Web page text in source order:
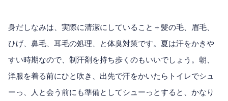
身だしなみは、実際に清潔にしていること＋髪の毛、眉毛、
ひげ、鼻毛、耳毛の処理、と体臭対策です。夏は汗をかきや
すい時期なので、制汗剤を持ち歩くのもいいでしょう。朝、
洋服を着る前にひと吹き、出先で汗をかいたらトイレでシュ
ーっ、人と会う前にも準備としてシューっとすると、かなり